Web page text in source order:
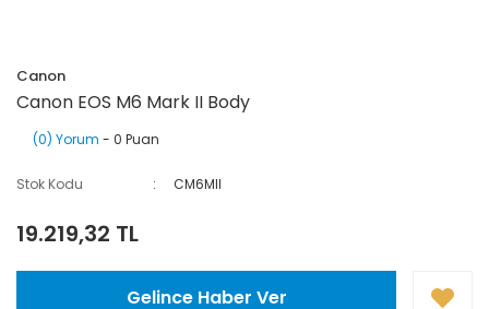
Canon
Canon EOS M6 Mark II Body
(0) Yorum - 0 Puan
Stok Kodu CM6MII
19.219,32 TL
Gelince Haber Ver